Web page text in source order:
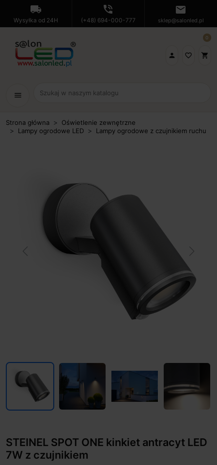
local_shipping
Wysyłka od 24H
phone_in_talk
(+48) 694-000-777
mail
sklep@salonled.pl
 favorite_border shopping_cart
0
menu
Strona główna
Oświetlenie zewnętrzne
Lampy ogrodowe LED
Lampy ogrodowe z czujnikiem ruchu
STEINEL SPOT ONE kinkiet antracyt LED
7W z czujnikiem